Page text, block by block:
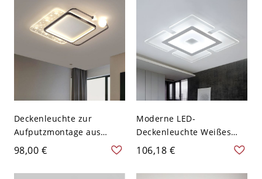
Deckenleuchte zur
Aufputzmontage aus
Metall in Gold/Schwarz
mit Acrylschirm - Schwarz
110V-120V Dreistufiges
98,00 €
Moderne LED-
Deckenleuchte Weißes
Quadrat mit Acrylschirm
in Weißlicht, 16,5" breit
106,18 €